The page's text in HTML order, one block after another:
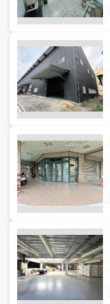
格局
不拘
2房
4房
租金(元)